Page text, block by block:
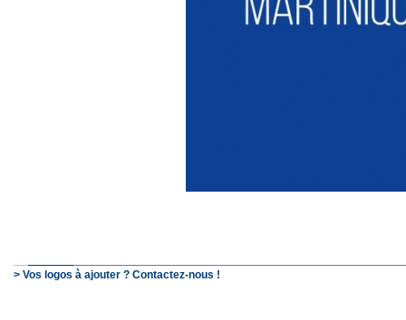
> Vos logos à ajouter ? Contactez-nous !